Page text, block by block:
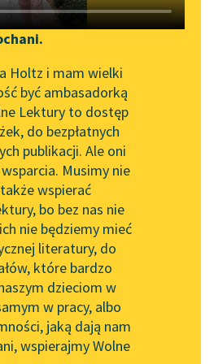
Zgłoś brak utworu
Narzędzia
Mapa Wolnych Lektur
Leśmianator
Przewodnik dla piszących i
czytających
API
OAI-PMH
Widget Wolnych Lektur
Przypisy
Holtz i mam wielki
być ambasadorką
Lektury to dostęp
do bezpłatnych
publikacji. Ale oni
Musimy nie
wspierać
bo bez nas nie
nie będziemy mieć
literatury, do
które bardzo
dzieciom w
w pracy, albo
jaką dają nam
wspierajmy Wolne
pobierz książkę
czytaj online
miłości i nadziei — na
bycie gdzieś poza szarością